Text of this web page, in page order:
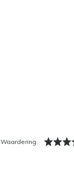
Waardering: